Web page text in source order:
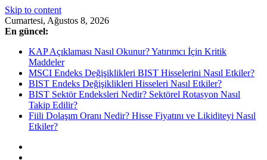
Skip to content
Cumartesi, Ağustos 8, 2026
En güncel:
KAP Açıklaması Nasıl Okunur? Yatırımcı İçin Kritik
Maddeler
MSCI Endeks Değişiklikleri BIST Hisselerini Nasıl Etkiler?
BIST Endeks Değişiklikleri Hisseleri Nasıl Etkiler?
BIST Sektör Endeksleri Nedir? Sektörel Rotasyon Nasıl
Takip Edilir?
Fiili Dolaşım Oranı Nedir? Hisse Fiyatını ve Likiditeyi Nasıl
Etkiler?